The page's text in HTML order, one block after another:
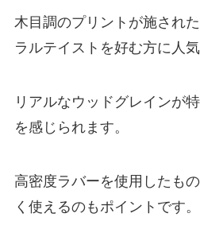
木目調のプリントが施され
ラルテイストを好む方に人気
リアルなウッドグレインが
を感じられます。
高密度ラバーを使用したも
く使えるのもポイントです。